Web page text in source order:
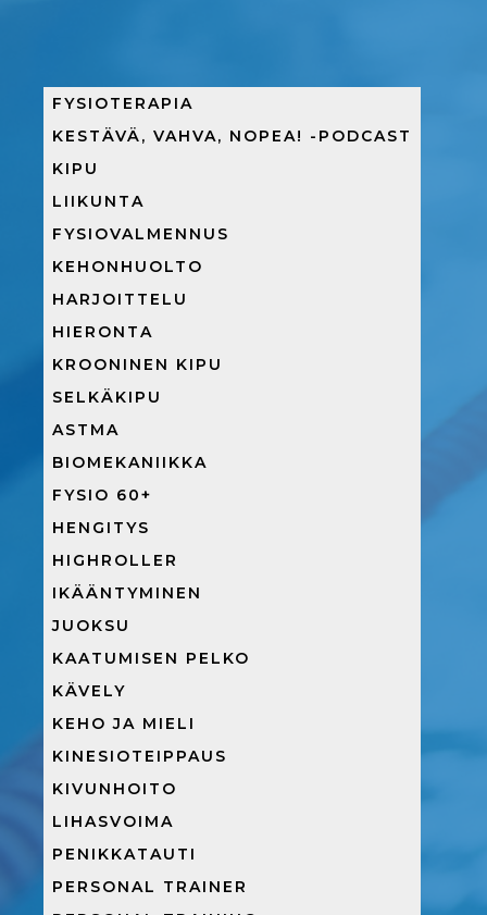
FYSIOTERAPIA
KESTÄVÄ, VAHVA, NOPEA! -PODCAST
KIPU
LIIKUNTA
FYSIOVALMENNUS
KEHONHUOLTO
HARJOITTELU
HIERONTA
KROONINEN KIPU
SELKÄKIPU
ASTMA
BIOMEKANIIKKA
FYSIO 60+
HENGITYS
HIGHROLLER
IKÄÄNTYMINEN
JUOKSU
KAATUMISEN PELKO
KÄVELY
KEHO JA MIELI
KINESIOTEIPPAUS
KIVUNHOITO
LIHASVOIMA
PENIKKATAUTI
PERSONAL TRAINER